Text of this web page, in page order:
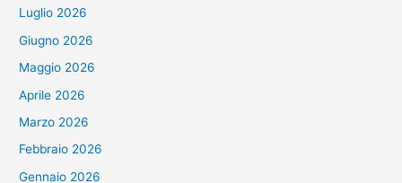
Luglio 2026
Giugno 2026
Maggio 2026
Aprile 2026
Marzo 2026
Febbraio 2026
Gennaio 2026